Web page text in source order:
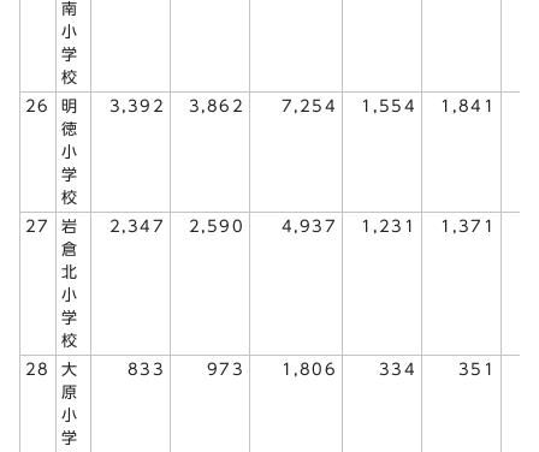
南
小
学
校
26
明
徳
小
学
校
3,392 3,862 7,254 1,554 1,841
27
岩
倉
北
小
学
校
2,347 2,590 4,937 1,231 1,371
28
大
原
小
学
833 973 1,806 334 351